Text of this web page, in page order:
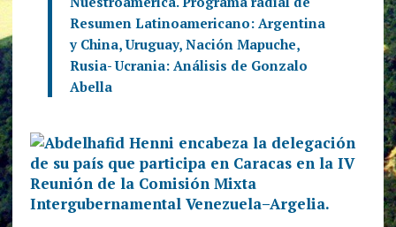
Resumen Latinoamericano: Argentina
y China, Uruguay, Nación Mapuche,
Rusia- Ucrania: Análisis de Gonzalo
Abella